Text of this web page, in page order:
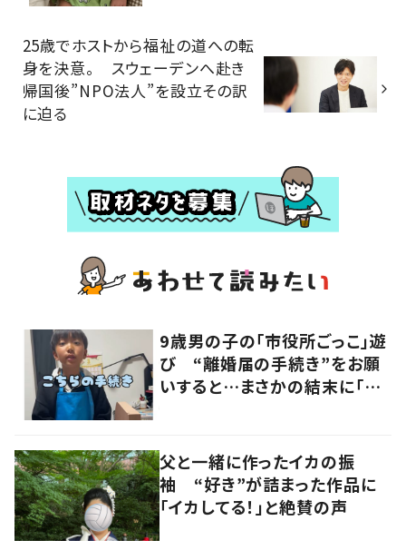
25歳でホストから福祉の道への転
身を決意。 スウェーデンへ赴き
帰国後”NPO法人”を設立その訳
に迫る
9歳男の子の「市役所ごっこ」遊
び “離婚届の手続き”をお願
いすると…まさかの結末に「ど
父と一緒に作ったイカの振
袖 “好き”が詰まった作品に
「イカしてる！」と絶賛の声